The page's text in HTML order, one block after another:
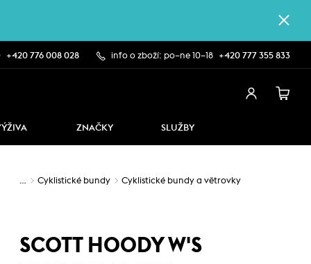
+420 776 008 028 info o zboží: po–ne 10–18 +420 777 355 833
ZNAČKY SLUŽBY
… Cyklistické bundy Cyklistické bundy a větrovky
SCOTT HOODY W'S